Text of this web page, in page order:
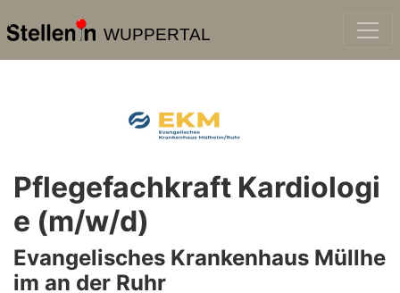
WUPPERTAL
Pflegefachkraft Kardiologi
e (m/w/d)
Evangelisches Krankenhaus Müllhe
im an der Ruhr